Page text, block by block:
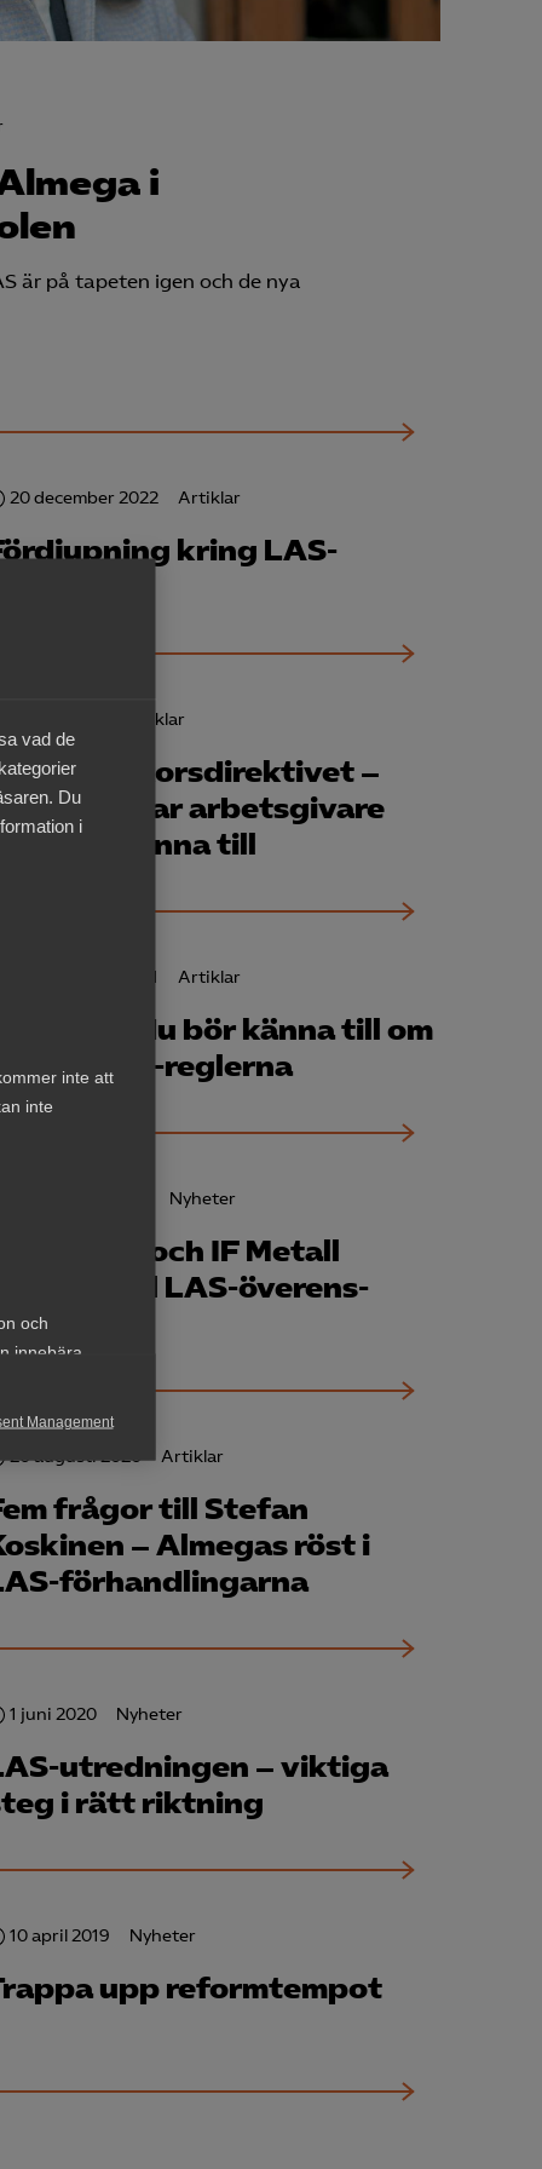
vad de
Du
i
inte att
inte
och
innebära
rapportera
Management
i
är på tapeten igen och de nya
20 december 2022 Artiklar
kring LAS-
Artiklar
–
arbetsgivare
känna till
29 november 2021 Artiklar
Sex saker du bör känna till om
nya LAS-reglerna
Nyheter
Kommunal och IF Metall
ansluter till LAS-överens­
20 augusti 2020 Artiklar
frågor till Stefan
– Almegas röst i
förhandlingarna
1 juni 2020 Nyheter
utredningen – viktiga
i rätt riktning
10 april 2019 Nyheter
upp reformtempot